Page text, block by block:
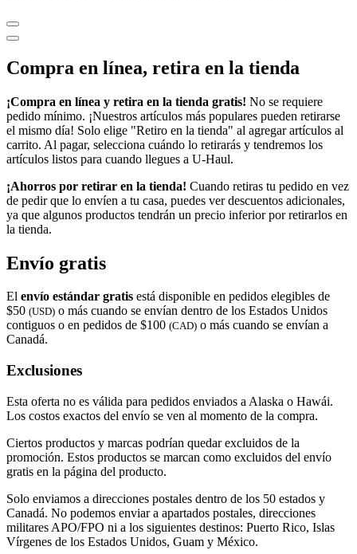
Compra en línea, retira en la tienda
¡Compra en línea y retira en la tienda gratis! No se requiere
pedido mínimo. ¡Nuestros artículos más populares pueden retirarse
el mismo día! Solo elige "Retiro en la tienda" al agregar artículos al
carrito. Al pagar, selecciona cuándo lo retirarás y tendremos los
artículos listos para cuando llegues a U-Haul.
¡Ahorros por retirar en la tienda! Cuando retiras tu pedido en vez
de pedir que lo envíen a tu casa, puedes ver descuentos adicionales,
ya que algunos productos tendrán un precio inferior por retirarlos en
la tienda.
Envío gratis
El envío estándar gratis está disponible en pedidos elegibles de
$50 (USD) o más cuando se envían dentro de los Estados Unidos
contiguos o en pedidos de $100 (CAD) o más cuando se envían a
Canadá.
Exclusiones
Esta oferta no es válida para pedidos enviados a Alaska o Hawái.
Los costos exactos del envío se ven al momento de la compra.
Ciertos productos y marcas podrían quedar excluidos de la
promoción. Estos productos se marcan como excluidos del envío
gratis en la página del producto.
Solo enviamos a direcciones postales dentro de los 50 estados y
Canadá. No podemos enviar a apartados postales, direcciones
militares APO/FPO ni a los siguientes destinos: Puerto Rico, Islas
Vírgenes de los Estados Unidos, Guam y México.